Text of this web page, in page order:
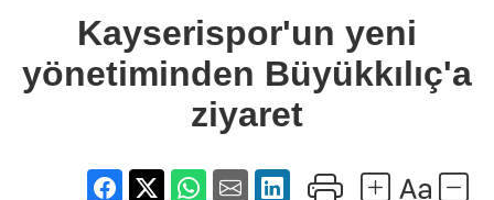
Büyükkılıç'a
ziyaret
Kayserispor'un yeni
yönetiminden Büyükkılıç'a
ziyaret